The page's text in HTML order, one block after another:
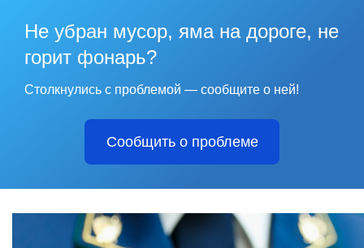
Не убран мусор, яма на дороге, не
горит фонарь?
Столкнулись с проблемой — сообщите о ней!
Сообщить о проблеме